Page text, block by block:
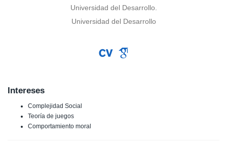
Universidad del Desarrollo.
Universidad del Desarrollo
Intereses
Complejidad Social
Teoría de juegos
Comportamiento moral